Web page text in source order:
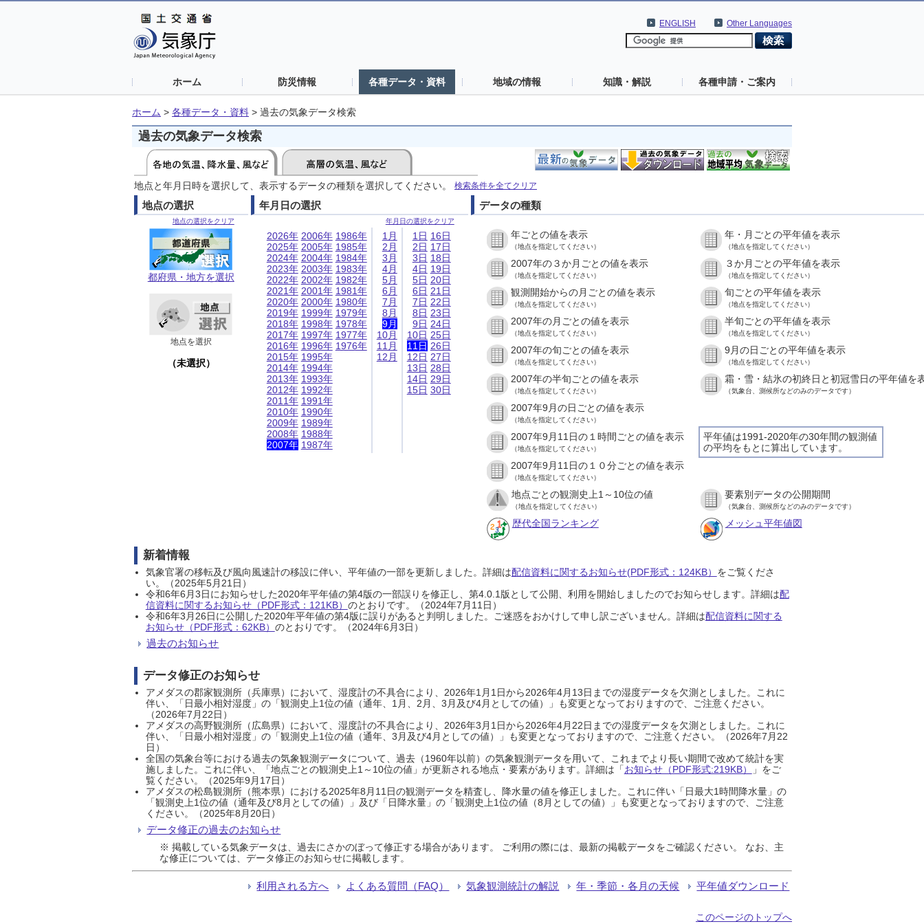
Other Languages
ENGLISH
ホーム 防災情報 各種データ・資料 地域の情報 知識・解説 各種申請・ご案内
ホーム > 各種データ・資料 > 過去の気象データ検索
過去の気象データ検索
地点と年月日時を選択して、表示するデータの種類を選択してください。 検索条件を全てクリア
地点の選択
地点の選択をクリア
都府県・地方を選択
地点を選択
（未選択）
年月日の選択
年月日の選択をクリア
2026年
2025年
2024年
2023年
2022年
2021年
2020年
2019年
2018年
2017年
2016年
2015年
2014年
2013年
2012年
2011年
2010年
2009年
2008年
2007年
2006年
2005年
2004年
2003年
2002年
2001年
2000年
1999年
1998年
1997年
1996年
1995年
1994年
1993年
1992年
1991年
1990年
1989年
1988年
1987年
1986年
1985年
1984年
1983年
1982年
1981年
1980年
1979年
1978年
1977年
1976年
1月
2月
3月
4月
5月
6月
7月
8月
9月
10月
11月
12月
1日
2日
3日
4日
5日
6日
7日
8日
9日
10日
11日
12日
13日
14日
15日
16日
17日
18日
19日
20日
21日
22日
23日
24日
25日
26日
27日
28日
29日
30日
データの種類
年ごとの値を表示
（地点を指定してください）
年・月ごとの平年値を表示
（地点を指定してください）
2007年の３か月ごとの値を表示
（地点を指定してください）
３か月ごとの平年値を表示
（地点を指定してください）
観測開始からの月ごとの値を表示
（地点を指定してください）
旬ごとの平年値を表示
（地点を指定してください）
2007年の月ごとの値を表示
（地点を指定してください）
半旬ごとの平年値を表示
（地点を指定してください）
2007年の旬ごとの値を表示
（地点を指定してください）
9月の日ごとの平年値を表示
（地点を指定してください）
2007年の半旬ごとの値を表示
（地点を指定してください）
霜・雪・結氷の初終日と初冠雪日の平年値を
（気象台、測候所などのみのデータです）
2007年9月の日ごとの値を表示
（地点を指定してください）
平年値は1991-2020年の30年間の観測値
の平均をもとに算出しています。
2007年9月11日の１時間ごとの値を表示
（地点を指定してください）
2007年9月11日の１０分ごとの値を表示
（地点を指定してください）
地点ごとの観測史上1～10位の値
（地点を指定してください）
要素別データの公開期間
（気象台、測候所などのみのデータです）
歴代全国ランキング メッシュ平年値図
新着情報
気象官署の移転及び風向風速計の移設に伴い、平年値の一部を更新しました。詳細は配信資料に関するお知らせ(PDF形式：124KB） をご覧くださ
い。（2025年5月21日）
令和6年6月3日にお知らせした2020年平年値の第4版の一部誤りを修正し、第4.0.1版として公開、利用を開始しましたのでお知らせします。詳細は配
信資料に関するお知らせ（PDF形式：121KB） のとおりです。（2024年7月11日）
令和6年3月26日に公開した2020年平年値の第4版に誤りがあると判明しました。ご迷惑をおかけして申し訳ございません。詳細は配信資料に関する
お知らせ（PDF形式：62KB） のとおりです。（2024年6月3日）
過去のお知らせ
データ修正のお知らせ
アメダスの郡家観測所（兵庫県）において、湿度計の不具合により、2026年1月1日から2026年4月13日までの湿度データを欠測としました。これに
伴い、「日最小相対湿度」の「観測史上1位の値（通年、1月、2月、3月及び4月としての値）」も変更となっておりますので、ご注意ください。
（2026年7月22日）
アメダスの高野観測所（広島県）において、湿度計の不具合により、2026年3月1日から2026年4月22日までの湿度データを欠測としました。これに
伴い、「日最小相対湿度」の「観測史上1位の値（通年、3月及び4月としての値）」も変更となっておりますので、ご注意ください。（2026年7月22
日）
全国の気象台等における過去の気象観測データについて、過去（1960年以前）の気象観測データを用いて、これまでより長い期間で改めて統計を実
施しました。これに伴い、「地点ごとの観測史上1～10位の値」が更新される地点・要素があります。詳細は「お知らせ（PDF形式:219KB）
」をご
覧ください。（2025年9月17日）
アメダスの松島観測所（熊本県）における2025年8月11日の観測データを精査し、降水量の値を修正しました。これに伴い「日最大1時間降水量」の
「観測史上1位の値（通年及び8月としての値）」及び「日降水量」の「観測史上1位の値（8月としての値）」も変更となっておりますので、ご注意
ください。（2025年8月20日）
データ修正の過去のお知らせ
※ 掲載している気象データは、過去にさかのぼって修正する場合があります。 ご利用の際には、最新の掲載データをご確認ください。 なお、主
な修正については、データ修正のお知らせに掲載します。
利用される方へ よくある質問（FAQ） 気象観測統計の解説 年・季節・各月の天候 平年値ダウンロード
このページのトップへ